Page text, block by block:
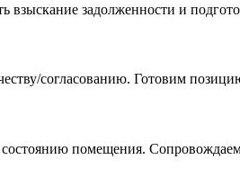
задолженности и
согласованию. Готовим
помещения.